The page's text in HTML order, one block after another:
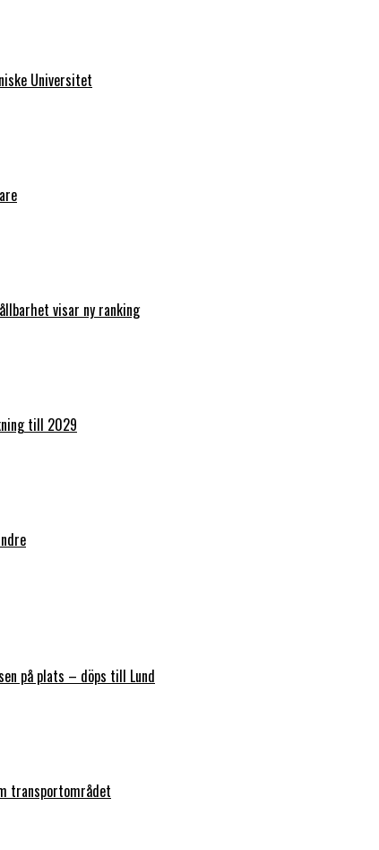
Universitet
visar ny ranking
till 2029
på plats – döps till Lund
transportområdet